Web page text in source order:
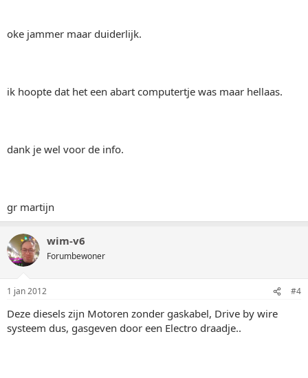
oke jammer maar duiderlijk.
ik hoopte dat het een abart computertje was maar hellaas.
dank je wel voor de info.
gr martijn
wim-v6
Forumbewoner
1 jan 2012 #4
Deze diesels zijn Motoren zonder gaskabel, Drive by wire
systeem dus, gasgeven door een Electro draadje..